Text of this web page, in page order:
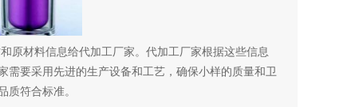
原材料信息给代加工厂家。代加工厂家根据这些信息
要采用先进的生产设备和工艺，确保小样的质量和卫
符合标准。